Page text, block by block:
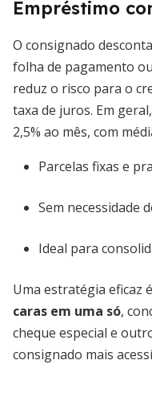
Empréstimo
O consignado
folha de pagamento
reduz o risco para o
taxa de juros. Em
2,5% ao mês, com
Parcelas fixas e
Sem necessidade
Ideal para
Uma estratégia eficaz é
caras em uma só,
cheque especial e
consignado mais